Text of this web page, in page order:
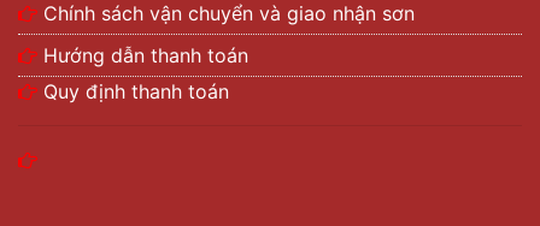
Chính sách vận chuyển và giao nhận sơn
Hướng dẫn thanh toán
Quy định thanh toán